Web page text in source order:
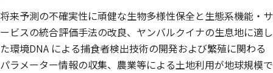
将来予測の不確実性に頑健な生物多様性保全と生態系機能・サ
ービスの統合評価手法の改良、ヤンバルクイナの生息地に適し
た環境DNA による捕食者検出技術の開発および繁殖に関わる
パラメーター情報の収集、農業等による土地利用が地球規模で